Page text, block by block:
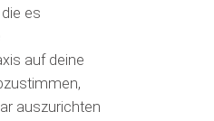
es
auf deine
auszurichten